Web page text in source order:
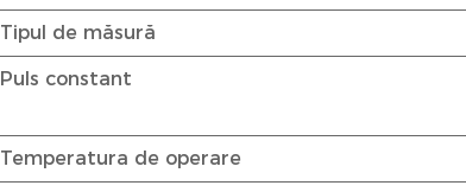
Tipul de măsură
Puls constant
Temperatura de operare